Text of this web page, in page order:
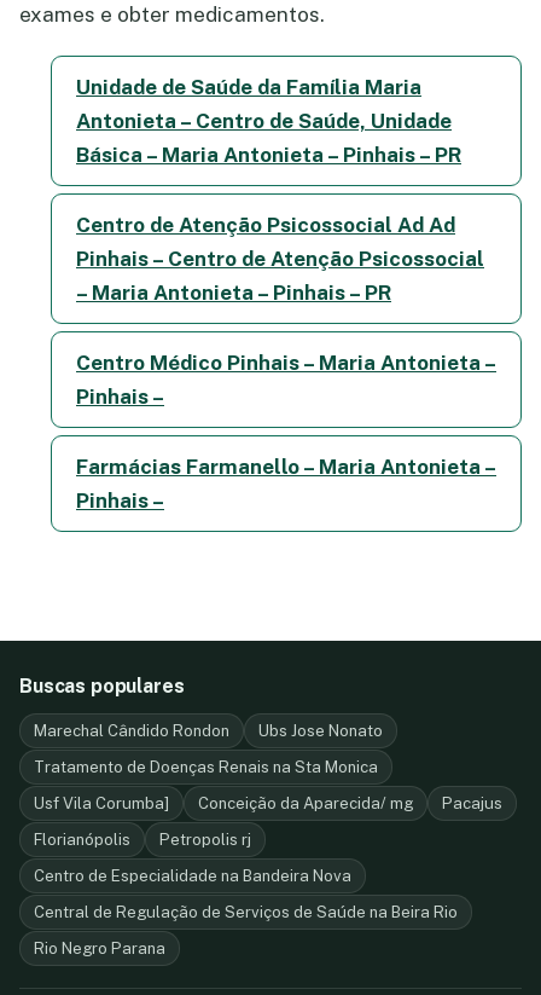
exames e obter medicamentos.
Unidade de Saúde da Família Maria
Antonieta – Centro de Saúde, Unidade
Básica – Maria Antonieta – Pinhais – PR
Centro de Atenção Psicossocial Ad Ad
Pinhais – Centro de Atenção Psicossocial
– Maria Antonieta – Pinhais – PR
Centro Médico Pinhais – Maria Antonieta –
Pinhais –
Farmácias Farmanello – Maria Antonieta –
Pinhais –
Buscas populares
Marechal Cândido Rondon
Ubs Jose Nonato
Tratamento de Doenças Renais na Sta Monica
Usf Vila Corumba]
Conceição da Aparecida/ mg
Pacajus
Florianópolis
Petropolis rj
Centro de Especialidade na Bandeira Nova
Central de Regulação de Serviços de Saúde na Beira Rio
Rio Negro Parana